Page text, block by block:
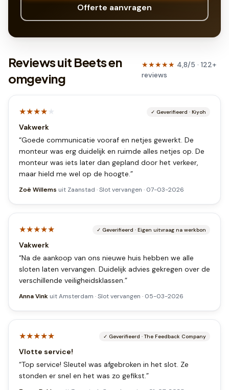
Offerte aanvragen
Reviews uit Beets en
omgeving
★★★★★ 4,8/5 · 122+
reviews
★★★★★ ✓ Geverifieerd · Kiyoh
Vakwerk
“Goede communicatie vooraf en netjes gewerkt. De
monteur was erg duidelijk en ruimde alles netjes op. De
monteur was iets later dan gepland door het verkeer,
maar hield me wel op de hoogte.”
Zoë Willems uit Zaanstad ·Slot vervangen · 07-03-2026
★★★★★ ✓ Geverifieerd · Eigen uitvraag na werkbon
Vakwerk
“Na de aankoop van ons nieuwe huis hebben we alle
sloten laten vervangen. Duidelijk advies gekregen over de
verschillende veiligheidsklassen.”
Anna Vink uitAmsterdam ·Slot vervangen · 05-03-2026
★★★★★ ✓ Geverifieerd ·The Feedback Company
Vlotte service!
“Top service! Sleutel was afgebroken in het slot. Ze
stonden er snel en het was zo gefikst.”